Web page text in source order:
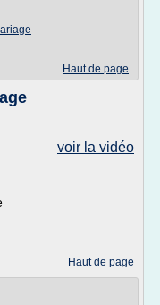
Haut de page
voir la vidéo
Haut de page